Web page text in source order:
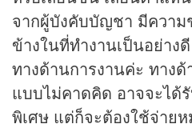
จากผู้บังคับบัญชา มีความ
ข้างในที่ทำงานเป็นอย่า
ทางด้านการงานค่ะ ทาง
แบบไม่คาดคิด อาจจะได้
พิเศษ แต่ก็จะต้องใช้จ่ายห